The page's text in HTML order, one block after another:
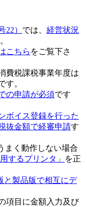
） では、 経営状況
こちら をご覧下さ
費税課税事業年度は
す。
の申請が必須です
ボイス登録を行った
抜金額で経審申請す
まく動作しない場合
するプリンタ」
を正
と製品版で相互にデ
項目に金額入力及び